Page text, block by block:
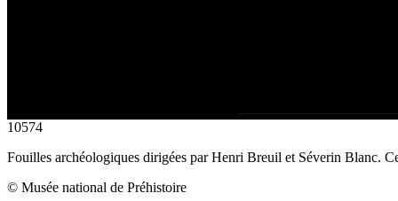
10574
Fouilles archéologiques dirigées par Henri Breuil et Séverin Blanc.
© Musée national de Préhistoire